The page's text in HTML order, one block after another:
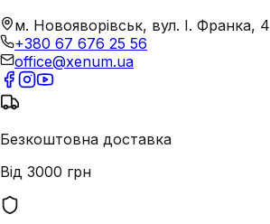
м. Новояворівськ, вул. І. Франка, 4
+380 67 676 25 56
office@xenum.ua
Безкоштовна доставка
Від 3000 грн